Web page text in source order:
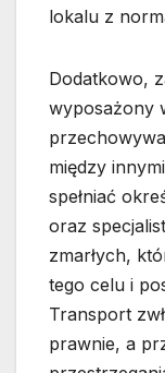
lokalu z
Dodatkowo,
wyposażony
między
spełniać
oraz
zmarłych,
tego celu i
Transport
prawnie, a